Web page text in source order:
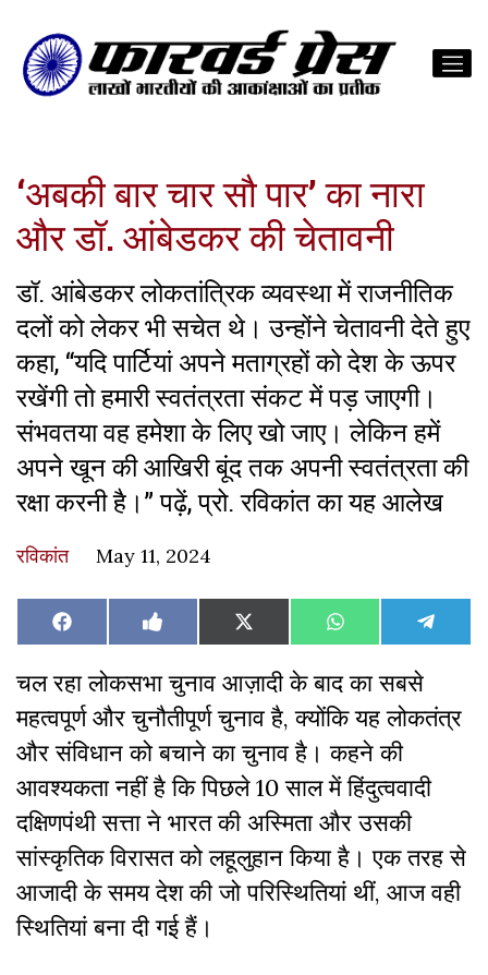
‘अबकी बार चार सौ पार’ का नारा
और डॉ. आंबेडकर की चेतावनी
डॉ. आंबेडकर लोकतांत्रिक व्यवस्था में राजनीतिक
दलों को लेकर भी सचेत थे। उन्होंने चेतावनी देते हुए
कहा, “यदि पार्टियां अपने मताग्रहों को देश के ऊपर
रखेंगी तो हमारी स्वतंत्रता संकट में पड़ जाएगी।
संभवतया वह हमेशा के लिए खो जाए। लेकिन हमें
अपने खून की आखिरी बूंद तक अपनी स्वतंत्रता की
रक्षा करनी है।” पढ़ें, प्रो. रविकांत का यह आलेख
रविकांत May 11, 2024
Share
on
Facebook Share
on
Like
on
Share
on
X
(Twitter)
Share
on
WhatsAppShare
on
चल रहा लोकसभा चुनाव आज़ादी के बाद का सबसे
महत्वपूर्ण और चुनौतीपूर्ण चुनाव है, क्योंकि यह लोकतंत्र
और संविधान को बचाने का चुनाव है। कहने की
आवश्यकता नहीं है कि पिछले 10 साल में हिंदुत्ववादी
दक्षिणपंथी सत्ता ने भारत की अस्मिता और उसकी
सांस्कृतिक विरासत को लहूलुहान किया है। एक तरह से
आजादी के समय देश की जो परिस्थितियां थीं, आज वही
स्थितियां बना दी गई हैं।